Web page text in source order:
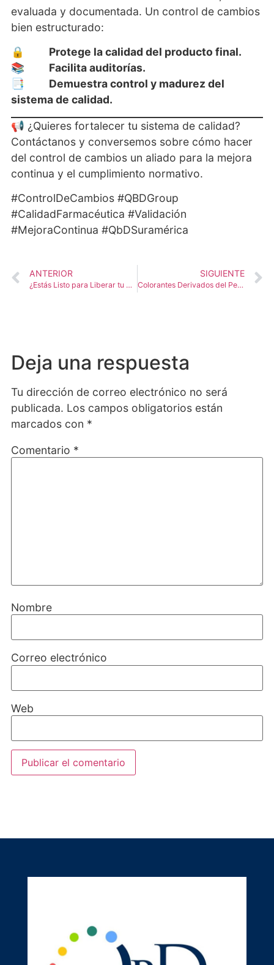
evaluada y documentada. Un control de cambios
bien estructurado:
🔒 Protege la calidad del producto final.
📚 Facilita auditorías.
📑 Demuestra control y madurez del
sistema de calidad.
📢 ¿Quieres fortalecer tu sistema de calidad?
Contáctanos y conversemos sobre cómo hacer
del control de cambios un aliado para la mejora
continua y el cumplimiento normativo.
#ControlDeCambios #QBDGroup
#CalidadFarmacéutica #Validación
#MejoraContinua #QbDSuramérica
ANTERIOR
¿Estás Listo para Liberar tu Medicamento? 5 Claves para Garantizar el Cumplimiento de Buenas Prácticas de Manufactura (GMP)
SIGUIENTE
Colorantes Derivados del Petróleo: ¿Qué Nos Está Diciendo Realmente la Prohibición de la FDA?
Deja una respuesta
Tu dirección de correo electrónico no será
publicada. Los campos obligatorios están
marcados con *
Comentario *
Nombre
Correo electrónico
Web